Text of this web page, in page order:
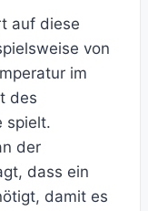
auf diese
von
im
des
spielt.
der
dass ein
damit es